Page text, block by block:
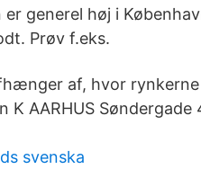
generel høj i
Prøv f.eks.
af, hvor
K AARHUS
svenska